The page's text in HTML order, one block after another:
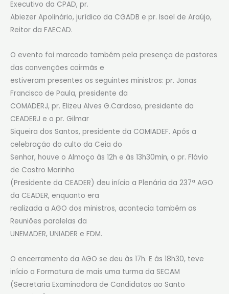
Executivo da CPAD, pr.
Abiezer Apolinário, jurídico da CGADB e pr. Isael de Araújo,
Reitor da FAECAD.
O evento foi marcado também pela presença de pastores
das convenções coirmãs e
estiveram presentes os seguintes ministros: pr. Jonas
Francisco de Paula, presidente da
COMADERJ, pr. Elizeu Alves G.Cardoso, presidente da
CEADERJ e o pr. Gilmar
Siqueira dos Santos, presidente da COMIADEF. Após a
celebração do culto da Ceia do
Senhor, houve o Almoço às 12h e às 13h30min, o pr. Flávio
de Castro Marinho
(Presidente da CEADER) deu início a Plenária da 237ª AGO
da CEADER, enquanto era
realizada a AGO dos ministros, acontecia também as
Reuniões paralelas da
UNEMADER, UNIADER e FDM.
O encerramento da AGO se deu às 17h. E às 18h30, teve
início a Formatura de mais uma turma da SECAM
(Secretaria Examinadora de Candidatos ao Santo